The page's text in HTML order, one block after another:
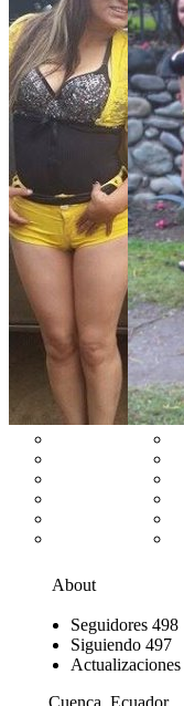
About
Seguidores 498
Siguiendo 497
Actualizaciones